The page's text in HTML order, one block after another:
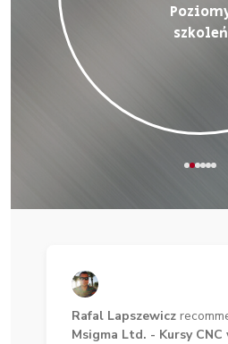
szkoleń
Rafal Lapszewicz
Msigma Ltd. - Kursy CNC